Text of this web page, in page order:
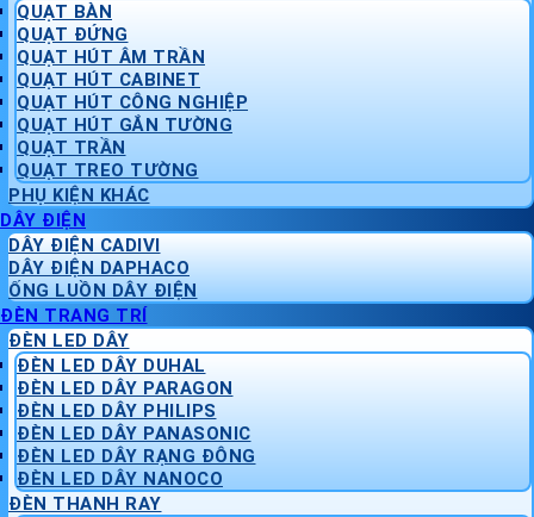
QUẠT BÀN
QUẠT ĐỨNG
QUẠT HÚT ÂM TRẦN
QUẠT HÚT CABINET
QUẠT HÚT CÔNG NGHIỆP
QUẠT HÚT GẮN TƯỜNG
QUẠT TRẦN
QUẠT TREO TƯỜNG
PHỤ KIỆN KHÁC
DÂY ĐIỆN
DÂY ĐIỆN CADIVI
DÂY ĐIỆN DAPHACO
ỐNG LUỒN DÂY ĐIỆN
ĐÈN TRANG TRÍ
ĐÈN LED DÂY
ĐÈN LED DÂY DUHAL
ĐÈN LED DÂY PARAGON
ĐÈN LED DÂY PHILIPS
ĐÈN LED DÂY PANASONIC
ĐÈN LED DÂY RẠNG ĐÔNG
ĐÈN LED DÂY NANOCO
ĐÈN THANH RAY